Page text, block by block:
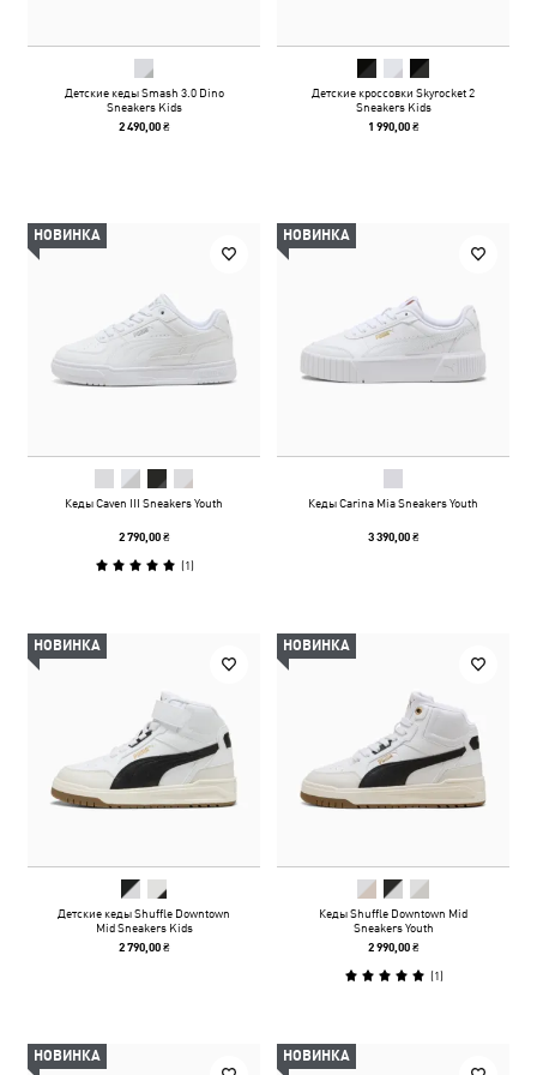
Детские кеды Smash 3.0 Dino
Sneakers Kids
2 490,00 ₴
Детские кроссовки Skyrocket 2
Sneakers Kids
1 990,00 ₴
НОВИНКА
Кеды Caven III Sneakers Youth
2 790,00 ₴
(1)
НОВИНКА
Кеды Carina Mia Sneakers Youth
3 390,00 ₴
НОВИНКА
Детские кеды Shuffle Downtown
Mid Sneakers Kids
2 790,00 ₴
НОВИНКА
Кеды Shuffle Downtown Mid
Sneakers Youth
2 990,00 ₴
(1)
НОВИНКА НОВИНКА